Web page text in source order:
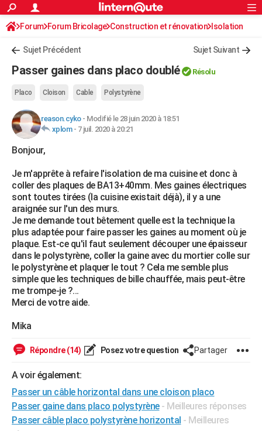
ACTUALITÉS
Politique
Société
Faits Divers
Education
Monde
Villes
+
AUTO
Essais
Réserver un essai
Citadines
Berlines
SUV
Forum auto
+HIGH-TECH
Mobiles
Meilleur smartphone
Internet
Ordinateurs
Jeux vidéo
Guide high-tech
+BRICOLAGE
Forum
Aménagement intérieur
Extérieur
Cuisine
Salle de bains
Jardinage
Rangement
WEEK-END
Guides de France
Escapades
Patrimoine
Expositions
Musées
Week-end nature
+LIFESTYLE
Art de vivre
Bien-être
Loisirs
Mode
Modes de vie
SANTE
Alimentation
Guide de la santé
Maladies
Médicaments
Sommeil
VOYAGE
Destinations
City break
Voyage nature
Voyage de noces
Forum
Climat
PHOTO
GUIDES D'ACHAT
BONS PLANS
CARTE DE VOEUX
DICTIONNAIRE
Dictionnaire
Biographies
Citations
Expressions
Proverbes
PROGRAMME TV
COPAINS D'AVANT
Rechercher
S'inscrire
Connexion
Forum Forum Bricolage Construction et rénovation Isolation
Sujet Précédent Sujet Suivant
Passer gaines dans placo doublé Résolu
Placo Cloison Cable Polystyrène
reason.cyko- Modifié le 28 juin 2020 à 18:51
xplom- 7 juil. 2020 à 20:21
Bonjour,
Je m'apprête à refaire l'isolation de ma cuisine et donc à
coller des plaques de BA13+40mm. Mes gaines électriques
sont toutes tirées (la cuisine existait déjà), il y a une
araignée sur l'un des murs.
Je me demande tout bêtement quelle est la technique la
plus adaptée pour faire passer les gaines au moment où je
plaque. Est-ce qu'il faut seulement découper une épaisseur
dans le polystyrène, coller la gaine avec du mortier colle sur
le polystyrène et plaquer le tout ? Cela me semble plus
simple que les techniques de bille chauffée, mais peut-être
me trompe-je ?...
Merci de votre aide.
Mika
Répondre (14) Posez votre question Partager
A voir également:
Passer un câble horizontal dans une cloison placo
Passer gaine dans placo polystyrène - Meilleures réponses
Passer câble placo polystyrène horizontal - Meilleures